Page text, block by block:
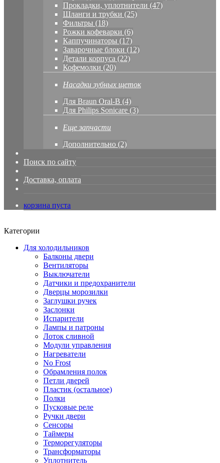
Прокладки, уплотнители (47)
Шланги и трубки (25)
Фильтры (18)
Рожки кофеварки (6)
Каппучинаторы (17)
Заварочные блоки (12)
Детали корпуса (22)
Кофемолки (20)
Насадки зубных щеток
Для Braun Oral-B (4)
Для Philips Sonicare (3)
Еще запчасти
Дополнительно (2)
Поиск по сайту
Доставка, оплата
корзина пуста
Категории
Для холодильников
Балконы двери
Вентиляторы
Выключатели
Датчики и предохранители
Дверцы морозилки
Заглушки ручек
Заслонки
Испарители
Лампы и патроны
Лоток сливной
Модули управления
Нагреватели
No Frost
Обрамления полок
Петли дверей
Пластик (остальное)
Полки
Пусковые реле
Ручки двери
Сенсоры
Таймеры
Терморегуляторы
Трансформаторы
Уплотнитель